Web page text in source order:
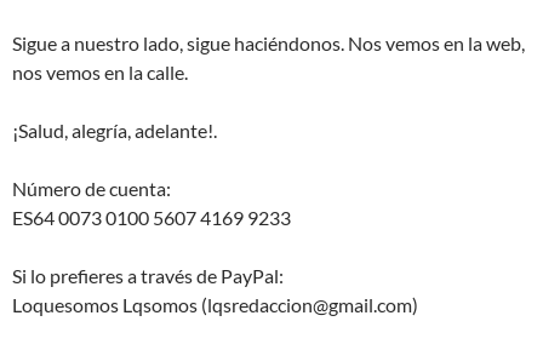
Sigue a nuestro lado, sigue haciéndonos. Nos vemos en la web,
nos vemos en la calle.
¡Salud, alegría, adelante!.
Número de cuenta:
ES64 0073 0100 5607 4169 9233
Si lo prefieres a través de PayPal:
Loquesomos Lqsomos (lqsredaccion@gmail.com)